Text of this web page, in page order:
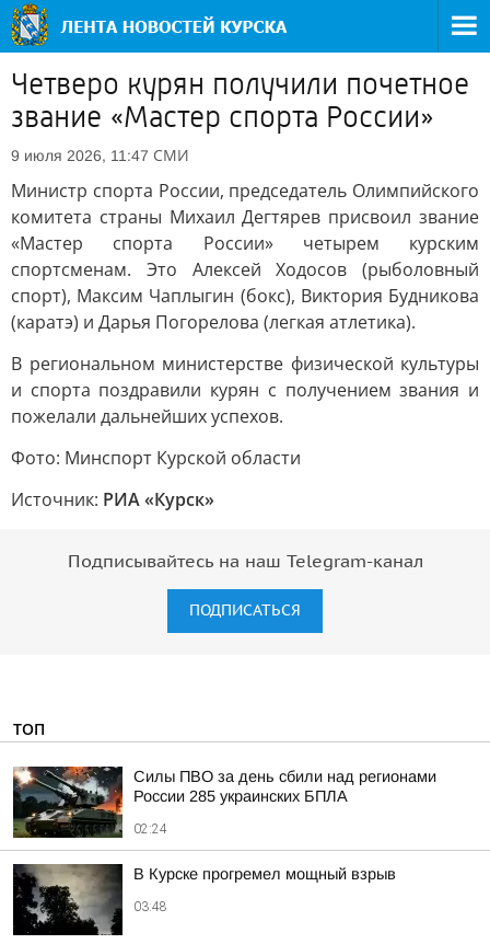
Четверо курян получили почетное
звание «Мастер спорта России»
9 июля 2026, 11:47 СМИ
Министр спорта России, председатель Олимпийского
комитета страны Михаил Дегтярев присвоил звание
«Мастер спорта России» четырем курским
спортсменам. Это Алексей Ходосов (рыболовный
спорт), Максим Чаплыгин (бокс), Виктория Будникова
(каратэ) и Дарья Погорелова (легкая атлетика).
В региональном министерстве физической культуры
и спорта поздравили курян с получением звания и
пожелали дальнейших успехов.
Фото: Минспорт Курской области
Источник: РИА «Курск»
Подписывайтесь на наш Telegram-канал
ПОДПИСАТЬСЯ
ТОП
Силы ПВО за день сбили над регионами
России 285 украинских БПЛА
02:24
В Курске прогремел мощный взрыв
03:48